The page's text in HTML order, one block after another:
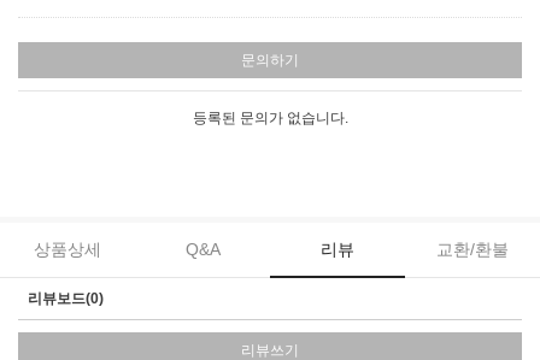
문의하기
등록된 문의가 없습니다.
상품상세 Q&A 리뷰 교환/환불
리뷰보드(0)
리뷰쓰기